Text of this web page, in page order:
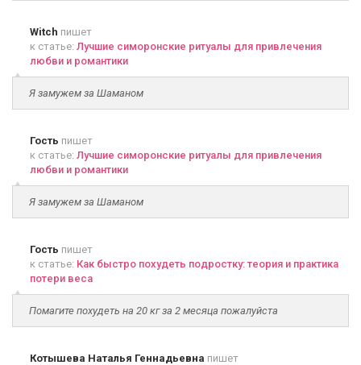
Witch пишет
к статье: Лучшие симоронские ритуалы для привлечения
любви и романтики
Я замужем за Шаманом
Гость пишет
к статье: Лучшие симоронские ритуалы для привлечения
любви и романтики
Я замужем за Шаманом
Гость пишет
к статье: Как быстро похудеть подростку: теория и практика
потери веса
Помагите похудеть на 20 кг за 2 месяца пожалуйста
Котышева Наталья Геннадьевна пишет